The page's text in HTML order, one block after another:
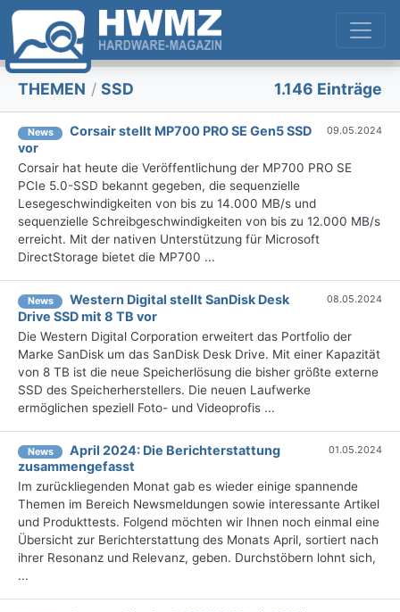
THEMEN / SSD 1.146 Einträge
News
Corsair stellt MP700 PRO SE Gen5 SSD
vor
09.05.2024
Corsair hat heute die Veröffentlichung der MP700 PRO SE
PCIe 5.0-SSD bekannt gegeben, die sequenzielle
Lesegeschwindigkeiten von bis zu 14.000 MB/s und
sequenzielle Schreibgeschwindigkeiten von bis zu 12.000 MB/s
erreicht. Mit der nativen Unterstützung für Microsoft
DirectStorage bietet die MP700 ...
News
Western Digital stellt SanDisk Desk
Drive SSD mit 8 TB vor
08.05.2024
Die Western Digital Corporation erweitert das Portfolio der
Marke SanDisk um das SanDisk Desk Drive. Mit einer Kapazität
von 8 TB ist die neue Speicherlösung die bisher größte externe
SSD des Speicherherstellers. Die neuen Laufwerke
ermöglichen speziell Foto- und Videoprofis ...
News
April 2024: Die Bericht­erstattung
zusammengefasst
01.05.2024
Im zurückliegenden Monat gab es wieder einige spannende
Themen im Bereich Newsmeldungen sowie interessante Artikel
und Produkttests. Folgend möchten wir Ihnen noch einmal eine
Übersicht zur Berichterstattung des Monats April, sortiert nach
ihrer Resonanz und Relevanz, geben. Durchstöbern lohnt sich,
...